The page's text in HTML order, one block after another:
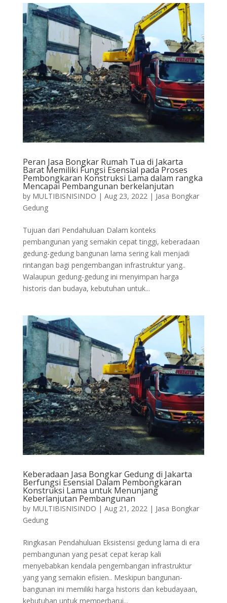
Peran Jasa Bongkar Rumah Tua di Jakarta
Barat Memiliki Fungsi Esensial pada Proses
Pembongkaran Konstruksi Lama dalam rangka
Mencapai Pembangunan berkelanjutan
by MULTIBISNISINDO | Aug 23, 2022| Jasa Bongkar
Gedung
Tujuan dari Pendahuluan Dalam konteks
pembangunan yang semakin cepat tinggi, keberadaan
gedung-gedung bangunan lama sering kali menjadi
rintangan bagi pengembangan infrastruktur yang..
Walaupun gedung-gedung ini menyimpan harga
historis dan budaya, kebutuhan untuk...
Keberadaan Jasa Bongkar Gedung di Jakarta
Berfungsi Esensial Dalam Pembongkaran
Konstruksi Lama untuk Menunjang
Keberlanjutan Pembangunan
by MULTIBISNISINDO | Aug 21, 2022| Jasa Bongkar
Gedung
Ringkasan Pendahuluan Eksistensi gedung lama di era
pembangunan yang pesat cepat kerap kali
menyebabkan kendala pengembangan infrastruktur
yang yang semakin efisien.. Meskipun bangunan-
bangunan ini memiliki harga historis dan kebudayaan,
kebutuhan untuk memperbarui...